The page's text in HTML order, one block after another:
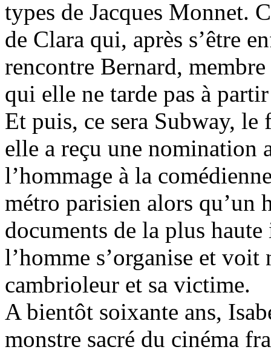
types de Jacques Monnet.
de Clara qui, après s’être
rencontre Bernard,
qui elle ne tarde pas à
Et puis, ce sera Subway,
elle a reçu une nomination
l’hommage à la
métro parisien alors qu’un
documents de la plus
l’homme s’organise et voit
cambrioleur et sa victime.
A bientôt soixante ans,
monstre sacré du cinéma